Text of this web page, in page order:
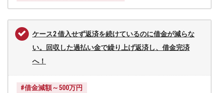
ケース2 借入せず返済を続けているのに借金が減らな
い。回収した過払い金で繰り上げ返済し、借金完済
へ！
#借金減額～500万円